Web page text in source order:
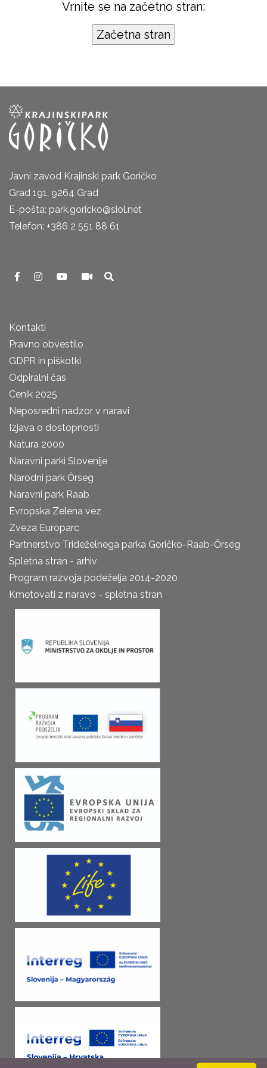
Vrnite se na začetno stran:
Javni zavod Krajinski park Goričko
Grad 191, 9264 Grad
E-pošta: park.goricko@siol.net
Telefon: +386 2 551 88 61
Kontakti
Pravno obvestilo
GDPR in piškotki
Odpiralni čas
Cenik 2025
Neposredni nadzor v naravi
Izjava o dostopnosti
Natura 2000
Naravni parki Slovenije
Narodni park Őrseg
Naravni park Raab
Evropska Zelena vez
Zveza Europarc
Partnerstvo Trideželnega parka Goričko-Raab-Őrség
Spletna stran - arhiv
Program razvoja podeželja 2014-2020
Kmetovati z naravo - spletna stran